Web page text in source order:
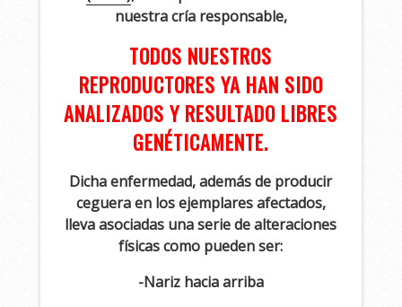
nuestra cría responsable,
TODOS NUESTROS
REPRODUCTORES YA HAN SIDO
ANALIZADOS Y RESULTADO LIBRES
GENÉTICAMENTE.
Dicha enfermedad, además de producir
ceguera en los ejemplares afectados,
lleva asociadas una serie de alteraciones
físicas como pueden ser:
-Nariz hacia arriba